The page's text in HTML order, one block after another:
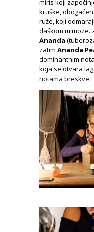
miris koji
kruške,
ruže, koji
daškom mimoze.
Ananda
zatim Ananda
dominantnim
koja se otvara
notama breskve.